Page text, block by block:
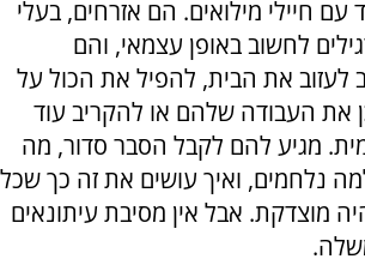
עם חיילי מילואים. הם אזרחים, בעלי
לחשוב באופן עצמאי, והם
לעזוב את הבית, להפיל את הכול על
את העבודה שלהם או להקריב עוד
מגיע להם לקבל הסבר סדור, מה
נלחמים, ואיך עושים את זה כך שכל
מוצדקת. אבל אין מסיבת עיתונאים